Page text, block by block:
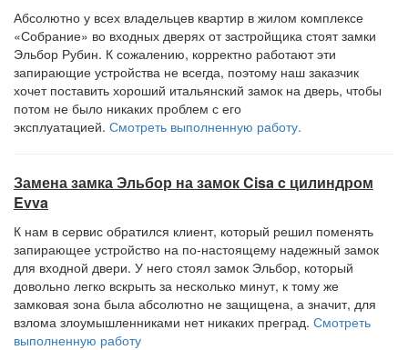
Абсолютно у всех владельцев квартир в жилом комплексе
«Собрание» во входных дверях от застройщика стоят замки
Эльбор Рубин. К сожалению, корректно работают эти
запирающие устройства не всегда, поэтому наш заказчик
хочет поставить хороший итальянский замок на дверь, чтобы
потом не было никаких проблем с его
эксплуатацией. Смотреть выполненную работу.
Замена замка Эльбор на замок Cisa c цилиндром
Evva
К нам в сервис обратился клиент, который решил поменять
запирающее устройство на по-настоящему надежный замок
для входной двери. У него стоял замок Эльбор, который
довольно легко вскрыть за несколько минут, к тому же
замковая зона была абсолютно не защищена, а значит, для
взлома злоумышленниками нет никаких преград. Смотреть
выполненную работу